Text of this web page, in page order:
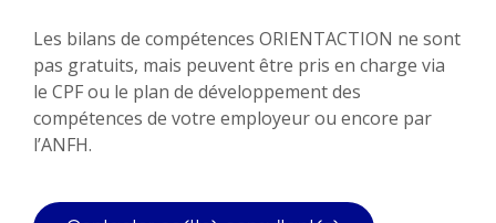
Les bilans de compétences ORIENTACTION ne sont
pas gratuits, mais peuvent être pris en charge via
le CPF ou le plan de développement des
compétences de votre employeur ou encore par
l’ANFH.